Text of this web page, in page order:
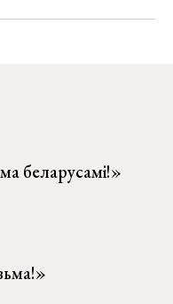
беларусамі!»